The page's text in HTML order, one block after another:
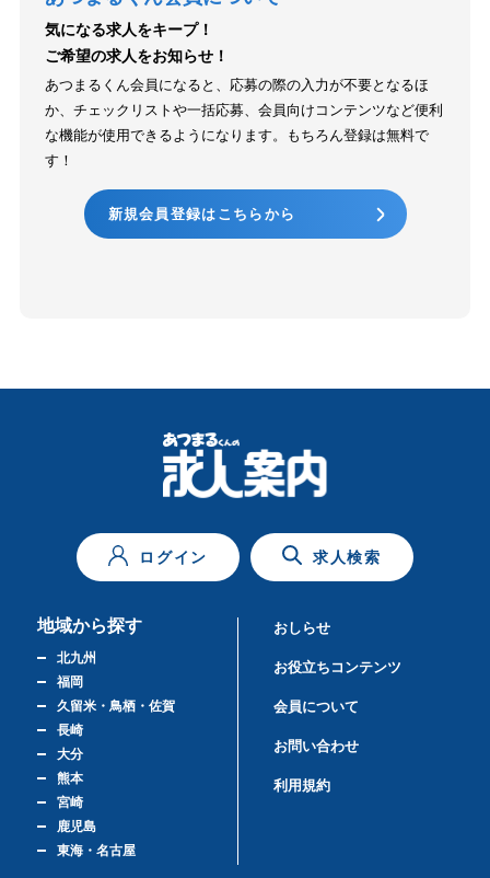
気になる求人をキープ！
ご希望の求人をお知らせ！
あつまるくん会員になると、応募の際の入力が不要となるほ
か、チェックリストや一括応募、会員向けコンテンツなど便利
な機能が使用できるようになります。もちろん登録は無料で
す！
新規会員登録はこちらから
ログイン 求人検索
地域から探す
北九州
福岡
久留米・鳥栖・佐賀
長崎
大分
熊本
宮崎
鹿児島
東海・名古屋
おしらせ
お役立ちコンテンツ
会員について
お問い合わせ
利用規約